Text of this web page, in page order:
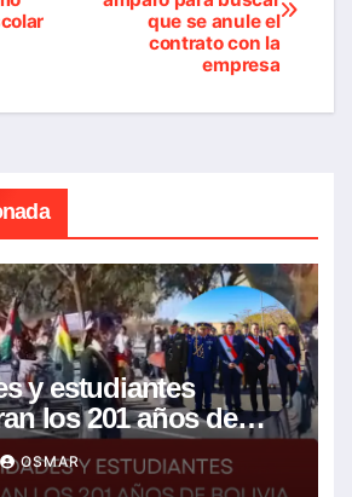
que se anule el
contrato con la
empresa
y estudiantes
los 201 años de
la esperanza de un
OSMAR